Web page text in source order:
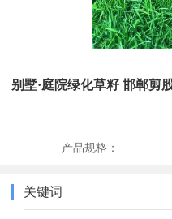
别墅·庭院绿化草籽 邯郸剪
产品规格：
关键词